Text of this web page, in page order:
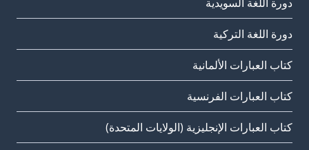
دورة اللغة التركية
كتاب العبارات الألمانية
كتاب العبارات الفرنسية
كتاب العبارات الإنجليزية (الولايات المتحدة)